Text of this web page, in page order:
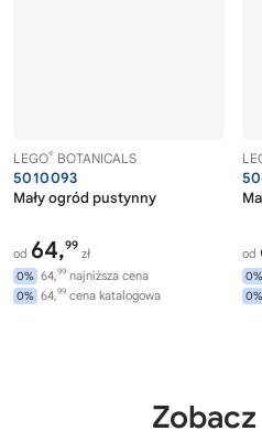
LEGO® BOTANICALS
5010093
Mały ogród pustynny
od 64,99
zł
0% 64,99 najniższa cena
0% 64,99 cena katalogowa
od
0%
0%